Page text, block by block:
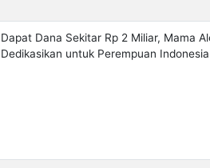
Dapat Dana Sekitar Rp 2 Miliar, Mama
Dedikasikan untuk Perempuan